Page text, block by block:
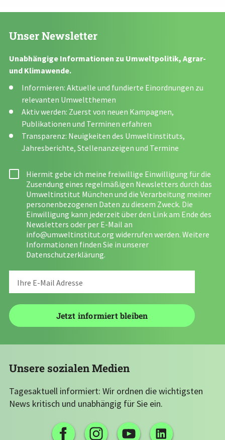
Unser Newsletter
Unabhängige Informationen zu Umweltpolitik, Agrar-
und Klimawende.
Informieren: Aktuelle und fundierte Einordnungen zu
relevanten Umweltthemen
Aktiv werden: Zuerst von neuen Kampagnen,
Publikationen und Terminen erfahren
Transparenz: Neuigkeiten des Umweltinstituts,
Jahresberichte, Stellenanzeigen und Termine
Hiermit gebe ich meine freiwillige Einwilligung für die
Zusendung eines regelmäßigen Newsletters durch das
Umweltinstitut München und die Verarbeitung meiner
personenbezogenen Daten zu diesem Zweck. Die
Einwilligung kann jederzeit über den Link am Ende des
Newsletters oder per E-Mail an
info@umweltinstitut.org widerrufen werden. Weitere
Informationen finden Sie in unserer
Datenschutzerklärung.
Unsere sozialen Medien
Tagesaktuell informiert: Wir ordnen die wichtigsten
News kritisch und unabhängig für Sie ein.